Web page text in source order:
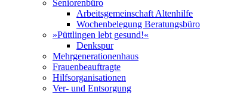
Seniorenbüro
Arbeitsgemeinschaft Altenhilfe
Wochenbelegung Beratungsbüro
»Püttlingen lebt gesund!«
Denkspur
Mehrgenerationenhaus
Frauenbeauftragte
Hilfsorganisationen
Ver- und Entsorgung